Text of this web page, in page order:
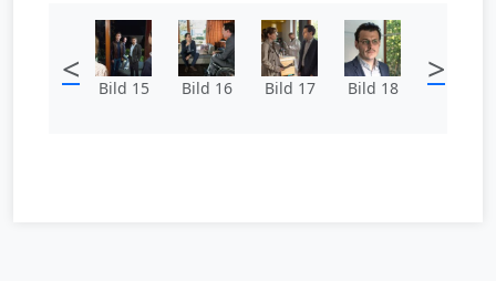
< Bild 15 Bild 16 Bild 17 Bild 18 >